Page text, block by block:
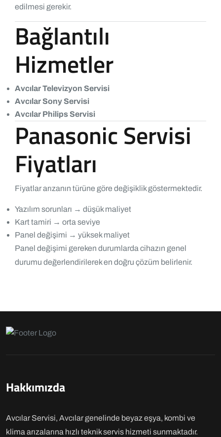
edilmesi gerekir.
Bağlantılı
Hizmetler
Avcılar Televizyon Servisi
Avcılar Sony Servisi
Avcılar Philips Servisi
Panasonic Servisi
Fiyatları
Fiyatlar arızanın türüne göre değişiklik göstermektedir.
Yazılım sorunları → düşük maliyet
Kart tamiri → orta seviye
Panel değişimi → yüksek maliyet
Panel değişimi gereken durumlarda cihazın genel
durumu değerlendirilerek en doğru çözüm belirlenir.
Hakkımızda
Avcılar Servisi, Avcılar genelinde beyaz eşya, kombi ve
klima arızalarına hızlı teknik servis hizmeti sunmaktadır.